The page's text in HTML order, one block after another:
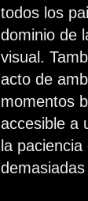
todos los
dominio de
visual.
acto de
momentos
accesible a
la